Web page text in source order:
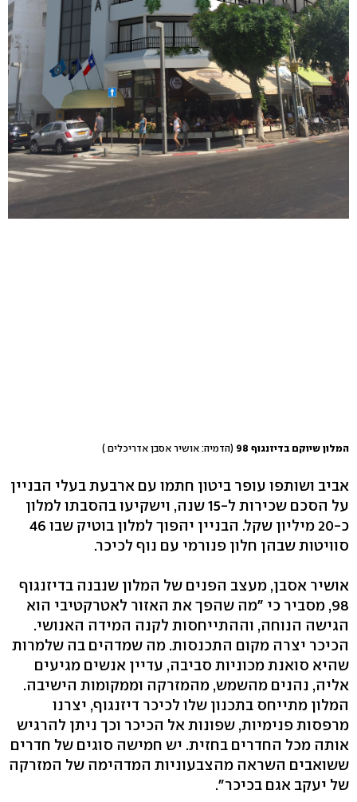
המלון שיוקם בדיזנגוף 98 (הדמיה: אושיר אסבן אדריכלים )
אביב ושותפו עופר ביטון חתמו עם ארבעת בעלי הבניין
על הסכם שכירות ל-15 שנה, וישקיעו בהסבתו למלון
כ-20 מיליון שקל. הבניין יהפוך למלון בוטיק שבו 46
סוויטות שבהן חלון פנורמי עם נוף לכיכר.
אושיר אסבן, מעצב הפנים של המלון שנבנה בדיזנגוף
98, מסביר כי "מה שהפך את האזור לאטרקטיבי הוא
הגישה הנוחה, וההתייחסות לקנה המידה האנושי.
הכיכר יצרה מקום התכנסות. מה שמדהים בה שלמרות
שהיא סואנת מכוניות סביבה, עדיין אנשים מגיעים
אליה, נהנים מהשמש, מהמזרקה וממקומות הישיבה.
המלון מתייחס בתכנון שלו לכיכר דיזנגוף, יצרנו
מרפסות פנימיות, שפונות אל הכיכר וכך ניתן להרגיש
אותה מכל החדרים בחזית. יש חמישה סוגים של חדרים
ששואבים השראה מהצבעוניות המדהימה של המזרקה
של יעקב אגם בכיכר".